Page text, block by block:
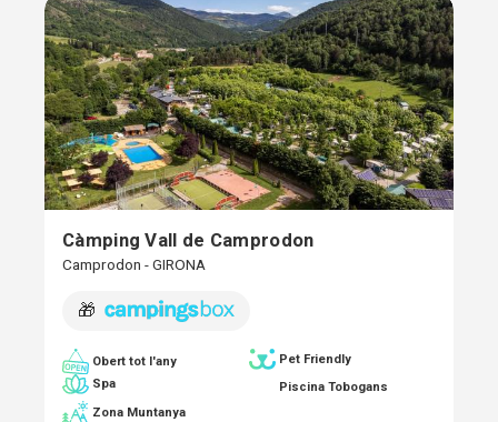
Càmping Vall de Camprodon
Camprodon - GIRONA
🎁
Obert tot l'any
Pet Friendly
Spa
Piscina Tobogans
Zona Muntanya